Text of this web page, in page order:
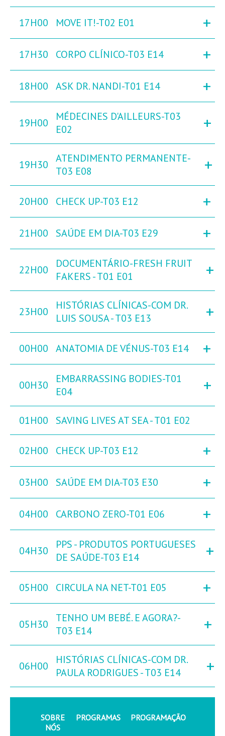
17H00 MOVE IT!-T02 E01 +
17H30 CORPO CLÍNICO-T03 E14 +
18H00 ASK DR. NANDI-T01 E14 +
19H00
MÉDECINES D'AILLEURS-T03
E02
+
19H30
ATENDIMENTO PERMANENTE-
T03 E08
+
20H00 CHECK UP-T03 E12 +
21H00 SAÚDE EM DIA-T03 E29 +
22H00
DOCUMENTÁRIO-FRESH FRUIT
FAKERS - T01 E01
+
23H00
HISTÓRIAS CLÍNICAS-COM DR.
LUIS SOUSA - T03 E13
+
00H00 ANATOMIA DE VÉNUS-T03 E14 +
00H30
EMBARRASSING BODIES-T01
E04
+
01H00 SAVING LIVES AT SEA - T01 E02
02H00 CHECK UP-T03 E12 +
03H00 SAÚDE EM DIA-T03 E30 +
04H00 CARBONO ZERO-T01 E06 +
04H30
PPS - PRODUTOS PORTUGUESES
DE SAÚDE-T03 E14
+
05H00 CIRCULA NA NET-T01 E05 +
05H30
TENHO UM BEBÉ. E AGORA?-
T03 E14
+
06H00
HISTÓRIAS CLÍNICAS-COM DR.
PAULA RODRIGUES - T03 E14
+
SOBRE
NÓS
PROGRAMAS PROGRAMAÇÃO